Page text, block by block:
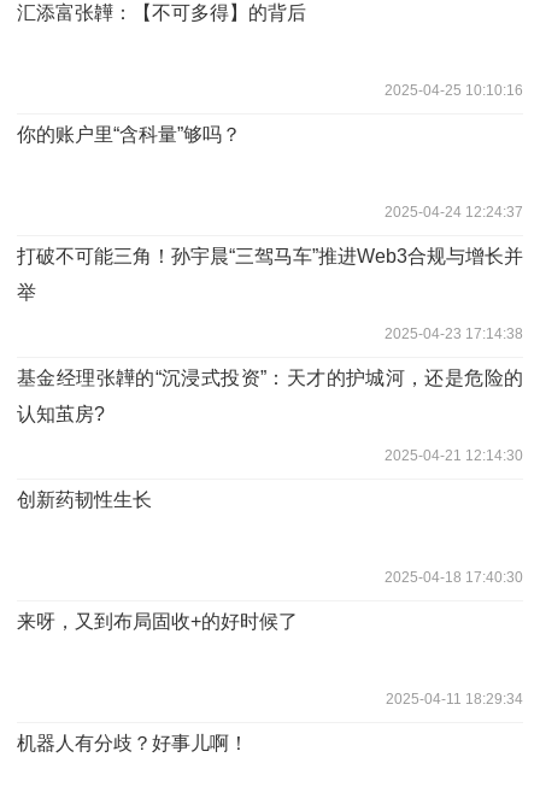
汇添富张韡：【不可多得】的背后
2025-04-25 10:10:16
你的账户里“含科量”够吗？
2025-04-24 12:24:37
打破不可能三角！孙宇晨“三驾马车”推进Web3合规与增长并
举
2025-04-23 17:14:38
基金经理张韡的“沉浸式投资”：天才的护城河，还是危险的
认知茧房?
2025-04-21 12:14:30
创新药韧性生长
2025-04-18 17:40:30
来呀，又到布局固收+的好时候了
2025-04-11 18:29:34
机器人有分歧？好事儿啊！